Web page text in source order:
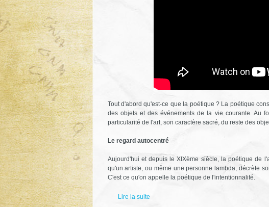
Tout d'abord qu'est-ce que la poétique ? La poétique
des objets et des événements de la vie courante. Au
particularité de l'art, son caractère sacré, du reste des
Le regard autocentré
Aujourd'hui et depuis le XIXème siècle, la poétique de
qu'un artiste, ou même une personne lambda, décrète
C'est ce qu'on appelle la poétique de l'intentionnalité.
Lire la suite